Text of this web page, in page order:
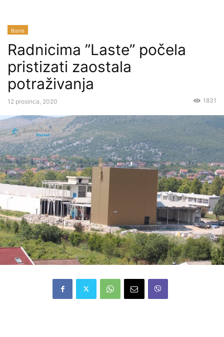
Biznis
Radnicima ”Laste” počela
pristizati zaostala
potraživanja
12 prosinca, 2020 1831